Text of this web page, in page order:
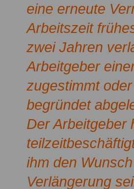
eine erneute
Arbeitszeit
zwei Jahren
Arbeitgeber
zugestimmt
begründet
Der Arbeitgeber
ihm den
Verlängerung